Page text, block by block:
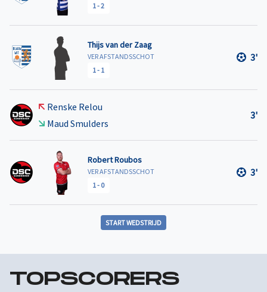
1-2
Thijs van der Zaag
VER AFSTANDSSCHOT
1- 1
3'
Renske Relou
Maud Smulders
3'
Robert Roubos
VER AFSTANDSSCHOT
1- 0
3'
START WEDSTRIJD
TOPSCORERS